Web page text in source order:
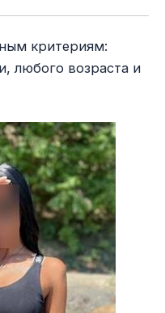
критериям:
любого возраста и